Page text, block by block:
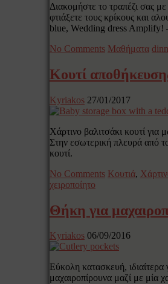
Διακομήστε το τραπέζι σας
φτιάξετε τους κρίκους και
blue, Wedding dress
No Comments Μαθήματα
Κουτί
Kyriakos 27/01/2017
Χάρτινο βαλιτσάκι κουτί
Στην εσωτερική πλευρά από
κουτί.
No Comments Κουτιά,
χειροποίητο
Θήκη για
Kyriakos 06/09/2016
Εύκολη κατασκευή, ιδιαίτερα
μαχαιροπίρουνα μαζί με μία